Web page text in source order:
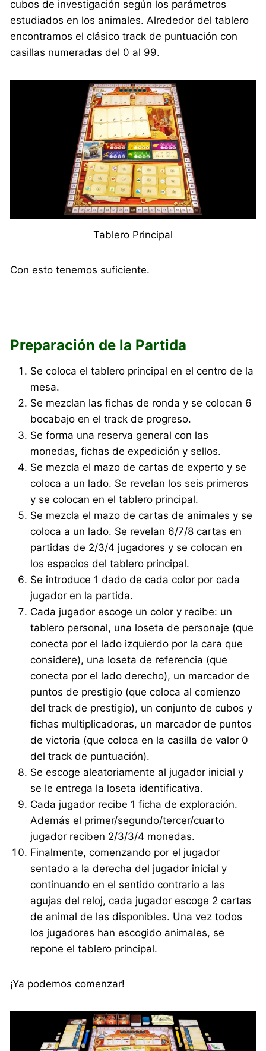
cubos de investigación según los parámetros
estudiados en los animales. Alrededor del tablero
encontramos el clásico track de puntuación con
casillas numeradas del 0 al 99.
Tablero Principal
Con esto tenemos suficiente.
Preparación de la Partida
Se coloca el tablero principal en el centro de la
mesa.
Se mezclan las fichas de ronda y se colocan 6
bocabajo en el track de progreso.
Se forma una reserva general con las
monedas, fichas de expedición y sellos.
Se mezcla el mazo de cartas de experto y se
coloca a un lado. Se revelan los seis primeros
y se colocan en el tablero principal.
Se mezcla el mazo de cartas de animales y se
coloca a un lado. Se revelan 6/7/8 cartas en
partidas de 2/3/4 jugadores y se colocan en
los espacios del tablero principal.
Se introduce 1 dado de cada color por cada
jugador en la partida.
Cada jugador escoge un color y recibe: un
tablero personal, una loseta de personaje (que
conecta por el lado izquierdo por la cara que
considere), una loseta de referencia (que
conecta por el lado derecho), un marcador de
puntos de prestigio (que coloca al comienzo
del track de prestigio), un conjunto de cubos y
fichas multiplicadoras, un marcador de puntos
de victoria (que coloca en la casilla de valor 0
del track de puntuación).
Se escoge aleatoriamente al jugador inicial y
se le entrega la loseta identificativa.
Cada jugador recibe 1 ficha de exploración.
Además el primer/segundo/tercer/cuarto
jugador reciben 2/3/3/4 monedas.
Finalmente, comenzando por el jugador
sentado a la derecha del jugador inicial y
continuando en el sentido contrario a las
agujas del reloj, cada jugador escoge 2 cartas
de animal de las disponibles. Una vez todos
los jugadores han escogido animales, se
repone el tablero principal.
¡Ya podemos comenzar!